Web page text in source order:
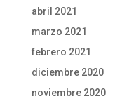
abril 2021
marzo 2021
febrero 2021
diciembre 2020
noviembre 2020